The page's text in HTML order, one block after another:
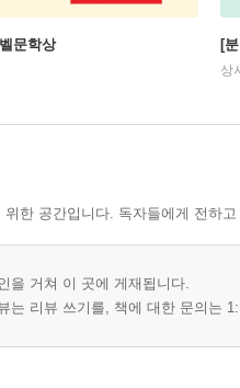
문학상 [
상
위한 공간입니다. 독자들에게 전하
을 거쳐 이 곳에 게재됩니다.
는 리뷰 쓰기를, 책에 대한 문의는